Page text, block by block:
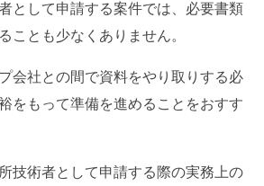
として申請する案件では、必要書類
ことも少なくありません。
会社との間で資料をやり取りする必
をもって準備を進めることをおすす
技術者として申請する際の実務上の